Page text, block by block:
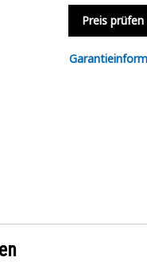
Preis prüfen